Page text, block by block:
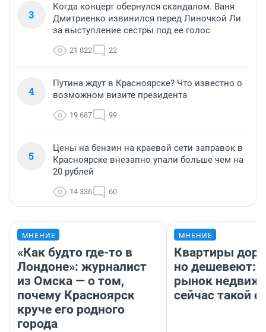
3
Когда концерт обернулся скандалом. Ваня
Дмитриенко извинился перед Линочкой Ли
за выступление сестры под ее голос
21 822 22
4
Путина ждут в Красноярске? Что известно о
возможном визите президента
19 687 99
5
Цены на бензин на краевой сети заправок в
Красноярске внезапно упали больше чем на
20 рублей
14 336 60
МНЕНИЕ
«Как будто где-то в
Лондоне»: журналист
из Омска — о том,
почему Красноярск
круче его родного
города
МНЕНИЕ
Квартиры
но дешевеют:
рынок
сейчас такой